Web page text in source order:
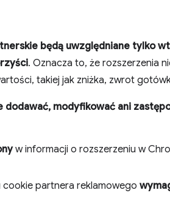
będą uwzględniane tylko
. Oznacza to, że rozszerzenia
takiej jak zniżka, zwrot
dodawać, modyfikować ani
w informacji o rozszerzeniu w
cookie partnera reklamowego